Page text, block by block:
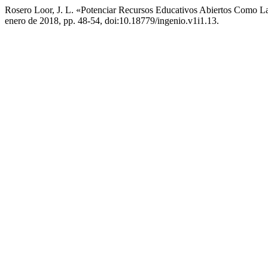
Rosero Loor, J. L. «Potenciar Recursos Educativos Abiertos Como
enero de 2018, pp. 48-54, doi:10.18779/ingenio.v1i1.13.